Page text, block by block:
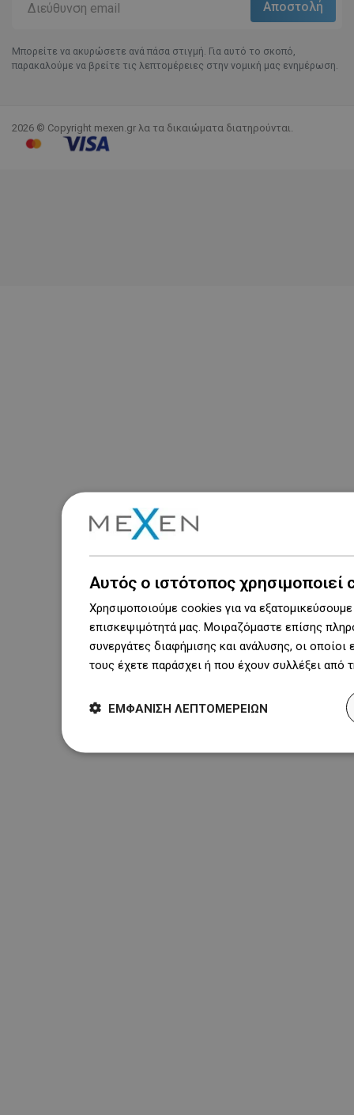
Μπορείτε να ακυρώσετε ανά πάσα στιγμή. Για αυτό το σκοπό,
παρακαλούμε να βρείτε τις λεπτομέρειες στην νομική μας ενημέρωση.
2026 © Copyright mexen.gr λα τα δικαιώματα διατηρούνται.
Αυτός ο ιστότοπος χρησιμοποιεί
Χρησιμοποιούμε cookies για να
επισκεψιμότητά μας. Μοιραζόμαστε επίσης
συνεργάτες διαφήμισης και ανάλυσης, οι
τους έχετε παράσχει ή που έχουν συλλέξει
ΕΜΦΆΝΙΣΗ ΛΕΠΤΟΜΕΡΕΙΏΝ